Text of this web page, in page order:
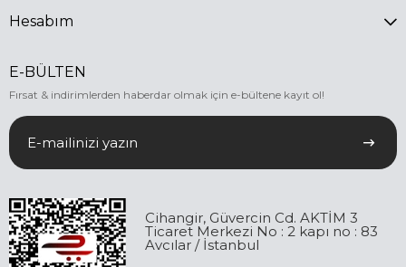
Hesabım
E-BÜLTEN
Fırsat & indirimlerden haberdar olmak için e-bültene kayıt ol!
Cihangir, Güvercin Cd. AKTİM 3
Ticaret Merkezi No : 2 kapı no : 83
Avcılar / İstanbul